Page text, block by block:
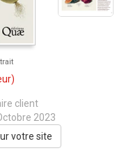
client
2023
votre site